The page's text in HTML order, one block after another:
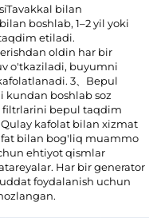
bilan
boshlab, 1–2 yil yoki
etiladi.
oldin har bir
o'tkaziladi, buyumni
3、Bepul
kundan boshlab soz
filtrlarini bepul taqdim
kafolat bilan xizmat
bilan bog'liq muammo
ehtiyot qismlar
Har bir generator
foydalanish uchun